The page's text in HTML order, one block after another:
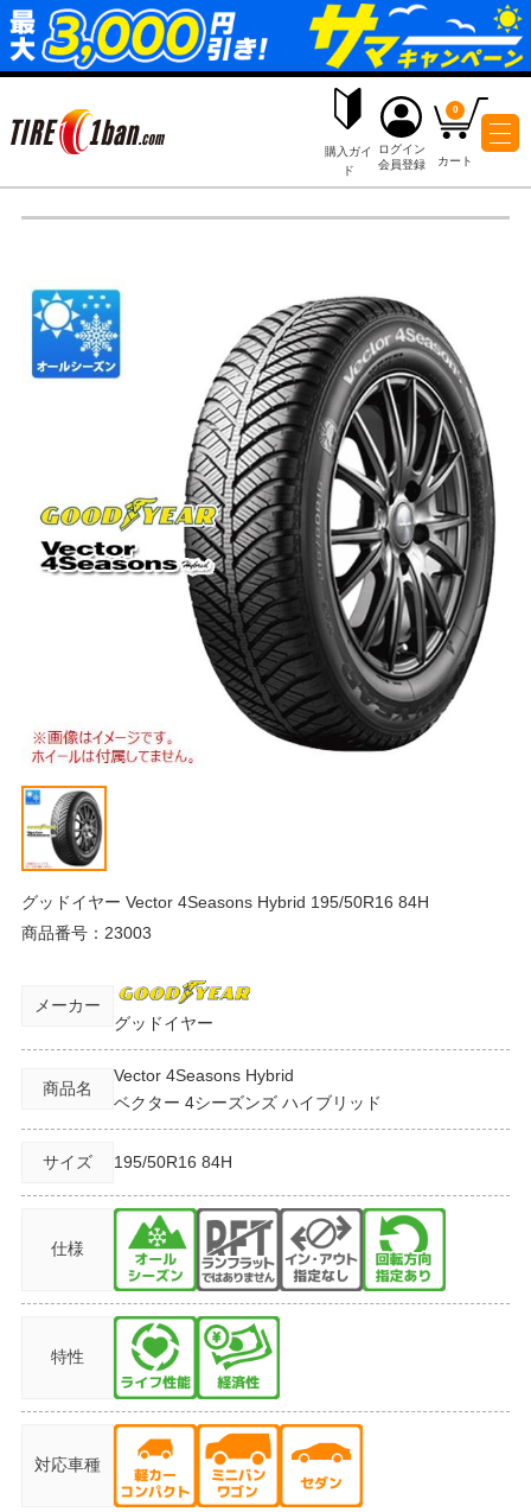
購入ガイ
ド
ログイン
グッドイヤー Vector 4Seasons Hybrid 195/50R16 84H
商品番号： 23003
メーカー
グッドイヤー
商品名
Vector 4Seasons Hybrid
ベクター 4シーズンズ ハイブリッド
サイズ 195/50R16 84H
仕様
特性
対応車種